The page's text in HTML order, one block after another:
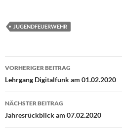
JUGENDFEUERWEHR
Beitragsnavigation
VORHERIGER BEITRAG
Lehrgang Digitalfunk am 01.02.2020
NÄCHSTER BEITRAG
Jahresrückblick am 07.02.2020